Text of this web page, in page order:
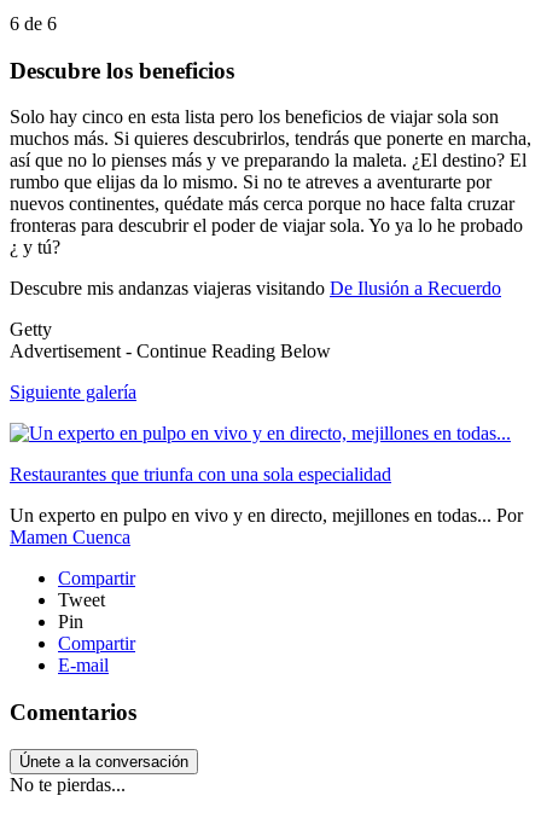
6 de 6
Descubre los beneficios
Solo hay cinco en esta lista pero los beneficios de viajar sola son
muchos más. Si quieres descubrirlos, tendrás que ponerte en marcha,
así que no lo pienses más y ve preparando la maleta. ¿El destino? El
rumbo que elijas da lo mismo. Si no te atreves a aventurarte por
nuevos continentes, quédate más cerca porque no hace falta cruzar
fronteras para descubrir el poder de viajar sola. Yo ya lo he probado
¿ y tú?
Descubre mis andanzas viajeras visitando De Ilusión a Recuerdo
Getty
Advertisement - Continue Reading Below
Siguiente galería
Restaurantes que triunfa con una sola especialidad
Un experto en pulpo en vivo y en directo, mejillones en todas... Por
Mamen Cuenca
Compartir
Tweet
Pin
Compartir
E-mail
Comentarios
Únete a la conversación
No te pierdas...